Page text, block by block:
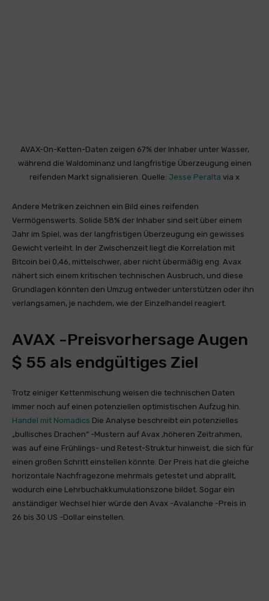
AVAX-On-Ketten-Daten zeigen 67% der Inhaber unter Wasser,
während die Waldominanz und langfristige Überzeugung einen
reifenden Markt signalisieren. Quelle: Jesse Peralta via x
Andere Metriken zeichnen ein Bild eines reifenden
Vermögenswerts. Solide 58% der Inhaber sind seit über einem
Jahr im Spiel, was der langfristigen Überzeugung ein gewisses
Gewicht verleiht. In der Zwischenzeit liegt die Korrelation mit
Bitcoin bei 0,46, mittelschwer, aber nicht übermäßig eng. Avax
nähert sich einem kritischen technischen Ausbruch, und diese
Grundlagen könnten den Umzug entweder unterstützen oder ihn
verlangsamen, je nachdem, wie der Einzelhandel reagiert.
AVAX -Preisvorhersage Augen
$ 55 als endgültiges Ziel
Trotz einiger Kettenmischung weisen die technischen Daten
immer noch auf einen potenziellen optimistischen Aufzug hin.
Handel mit Nomadics Die Analyse beschreibt ein potenzielles
„bullisches Drachen“ -Mustern auf Avax ‚höheren Zeitrahmen,
was auf eine Frühlings- und Retest-Struktur hinweist, die sich für
einen großen Schritt einstellen könnte. Der Preis hat die gleiche
horizontale Nachfragezone mehrmals getestet und abprallt,
wodurch eine Lehrbuchakkumulationszone bildet. Sogar ein
anständiger Wechsel hier würde den Avax -Avalanche -Preis in
26 bis 30 US -Dollar einstellen.